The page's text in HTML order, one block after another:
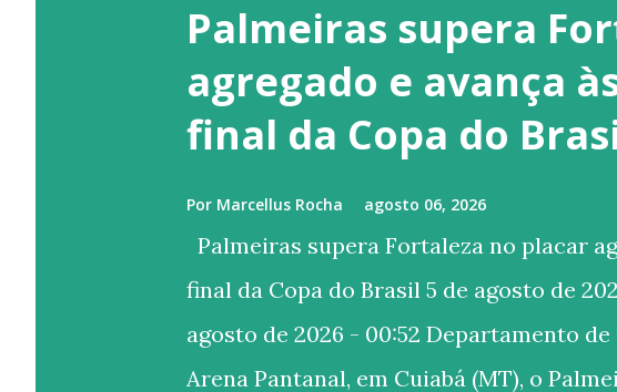
Palmeiras supera
agregado e avança
final da Copa do
Por Marcellus Rocha agosto 06, 2026
Palmeiras supera Fortaleza no placar
final da Copa do Brasil 5 de agosto de
agosto de 2026 - 00:52 Departamento
Arena Pantanal, em Cuiabá (MT), o